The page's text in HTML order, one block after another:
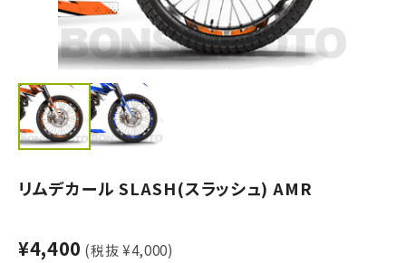
リムデカール SLASH(スラッシュ) AMR
¥4,400 (税抜 ¥4,000)